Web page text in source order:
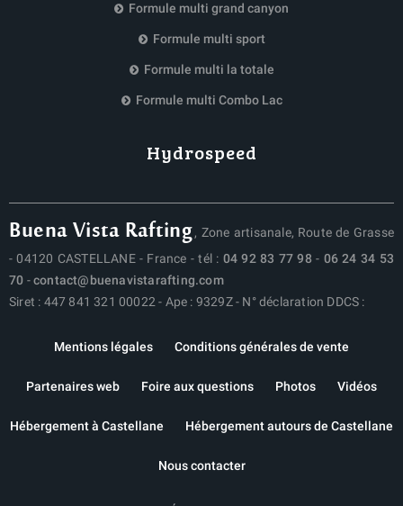
Hydrospeed
Formule multi grand canyon
Formule multi sport
Formule multi la totale
Formule multi Combo Lac
Buena Vista Rafting, Zone artisanale, Route de Grasse
- 04120 CASTELLANE - France - tél : 04 92 83 77 98 - 06 24 34 53
70 -contact@buenavistarafting.com
Siret : 447 841 321 00022 - Ape : 9329Z - N° déclaration DDCS :
Mentions légales Conditions générales de vente
Partenaires web Foire aux questions Photos Vidéos
Hébergement à Castellane Hébergement autours de Castellane
Nous contacter